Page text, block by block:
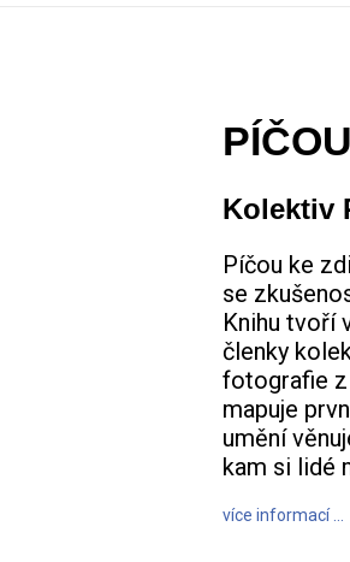
Kolektiv
Píčou ke
se
Knihu tvoří
členky
fotografie z
mapuje
umění
kam si lidé
více informací ...